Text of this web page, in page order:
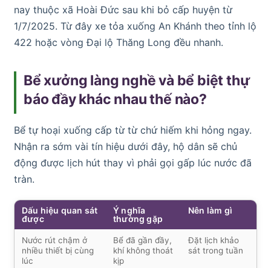
nay thuộc xã Hoài Đức sau khi bỏ cấp huyện từ
1/7/2025. Từ đây xe tỏa xuống An Khánh theo tỉnh lộ
422 hoặc vòng Đại lộ Thăng Long đều nhanh.
Bể xưởng làng nghề và bể biệt thự
báo đầy khác nhau thế nào?
Bể tự hoại xuống cấp từ từ chứ hiếm khi hỏng ngay.
Nhận ra sớm vài tín hiệu dưới đây, hộ dân sẽ chủ
động được lịch hút thay vì phải gọi gấp lúc nước đã
tràn.
Dấu hiệu quan sát
được
Ý nghĩa
thường gặp
Nên làm gì
Nước rút chậm ở
nhiều thiết bị cùng
lúc
Bể đã gần đầy,
khí không thoát
kịp
Đặt lịch khảo
sát trong tuần